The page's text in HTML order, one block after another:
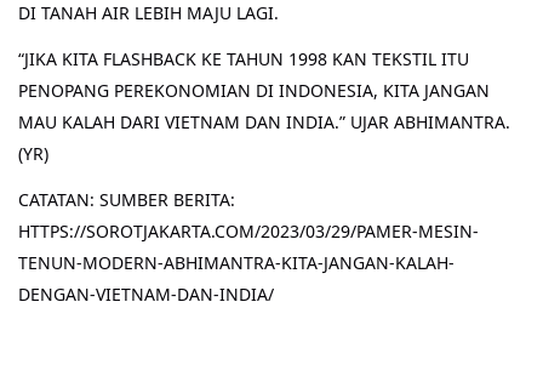
DI TANAH AIR LEBIH MAJU LAGI.
“JIKA KITA FLASHBACK KE TAHUN 1998 KAN TEKSTIL ITU
PENOPANG PEREKONOMIAN DI INDONESIA, KITA JANGAN
MAU KALAH DARI VIETNAM DAN INDIA.” UJAR ABHIMANTRA.
(YR)
CATATAN: SUMBER BERITA:
HTTPS://SOROTJAKARTA.COM/2023/03/29/PAMER-MESIN-
TENUN-MODERN-ABHIMANTRA-KITA-JANGAN-KALAH-
DENGAN-VIETNAM-DAN-INDIA/